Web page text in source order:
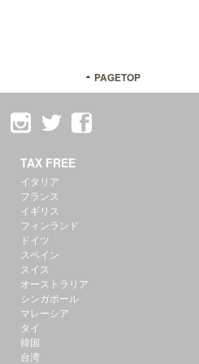
PAGETOP
TAX FREE
イタリア
フランス
イギリス
フィンランド
ドイツ
スペイン
スイス
オーストラリア
シンガポール
マレーシア
タイ
韓国
台湾